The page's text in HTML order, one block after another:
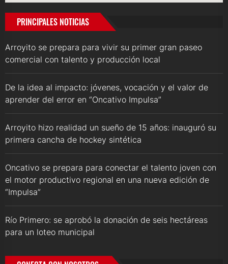
PRINCIPALES NOTICIAS
Arroyito se prepara para vivir su primer gran paseo
comercial con talento y producción local
De la idea al impacto: jóvenes, vocación y el valor de
aprender del error en “Oncativo Impulsa”
Arroyito hizo realidad un sueño de 15 años: inauguró su
primera cancha de hockey sintética
Oncativo se prepara para conectar el talento joven con
el motor productivo regional en una nueva edición de
“Impulsa”
Río Primero: se aprobó la donación de seis hectáreas
para un loteo municipal